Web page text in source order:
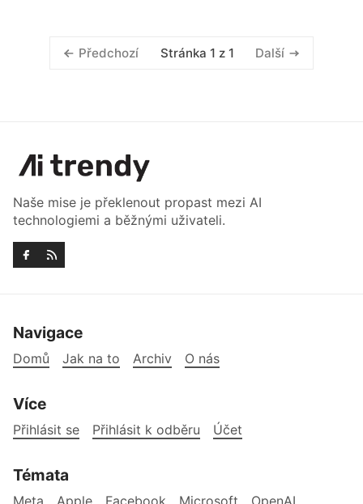
Předchozí Stránka 1 z 1 Další
Naše mise je překlenout propast mezi AI
technologiemi a běžnými uživateli.
Navigace
Domů Jak na to Archiv O nás
Více
Přihlásit se Přihlásit k odběru Účet
Témata
Meta Apple Facebook Microsoft OpenAI